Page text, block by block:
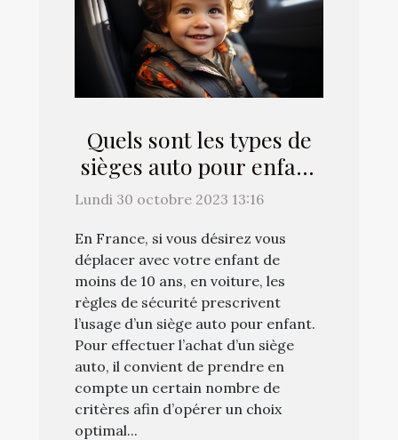
Quels sont les types de
sièges auto pour enfant
et combien ils coûtent ?
Lundi 30 octobre 2023 13:16
En France, si vous désirez vous
déplacer avec votre enfant de
moins de 10 ans, en voiture, les
règles de sécurité prescrivent
l’usage d’un siège auto pour enfant.
Pour effectuer l’achat d’un siège
auto, il convient de prendre en
compte un certain nombre de
critères afin d’opérer un choix
optimal...